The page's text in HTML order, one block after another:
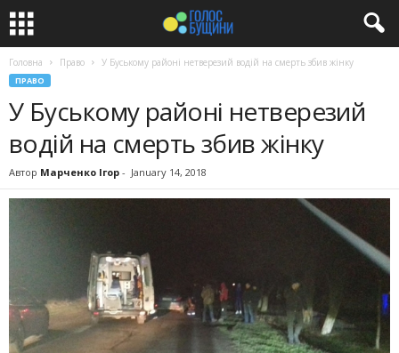
Головна Право У Буському районі нетверезий водій на смерть збив жінку
ПРАВО
У Буському районі нетверезий
водій на смерть збив жінку
Автор Марченко Ігор - January 14, 2018